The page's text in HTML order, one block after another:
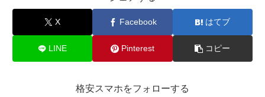
X Facebook はてブ
LINE Pinterest コピー
格安スマホをフォローする